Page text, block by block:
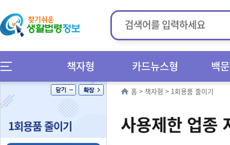
책자형 카드뉴스형 백
1회용품 줄이기
홈 > 책자형 > 1회용품 줄이기
사용제한 업종